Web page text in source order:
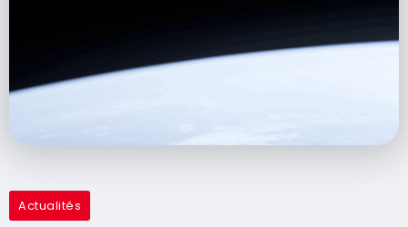
Actualités